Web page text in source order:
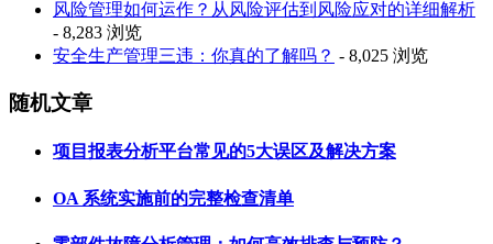
风险管理如何运作？从风险评估到风险应对的详细解析
- 8,283 浏览
安全生产管理三违：你真的了解吗？ - 8,025 浏览
随机文章
项目报表分析平台常见的5大误区及解决方案
OA 系统实施前的完整检查清单